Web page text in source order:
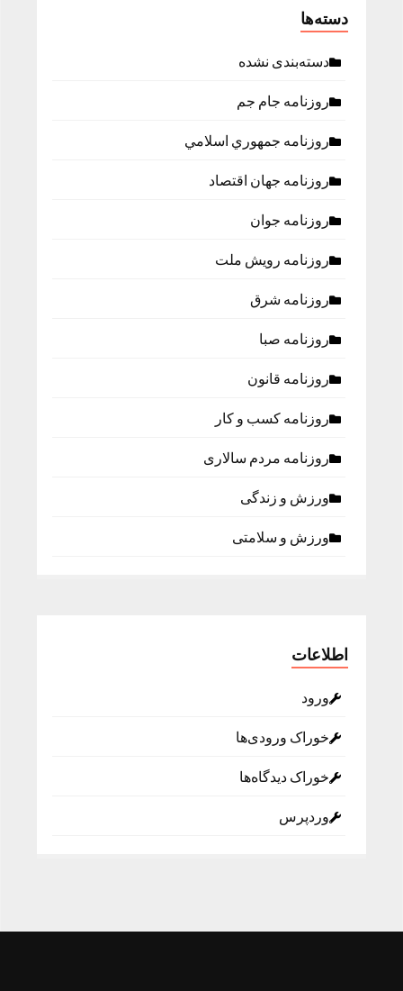
دسته‌ها
دسته‌بندی نشده
روزنامه جام جم
روزنامه جمهوري اسلامي
روزنامه جهان اقتصاد
روزنامه جوان
روزنامه رویش ملت
روزنامه شرق
روزنامه صبا
روزنامه قانون
روزنامه كسب و كار
روزنامه مردم سالاری
ورزش و زندگی
ورزش و سلامتی
اطلاعات
ورود
خوراک ورودی‌ها
خوراک دیدگاه‌ها
وردپرس